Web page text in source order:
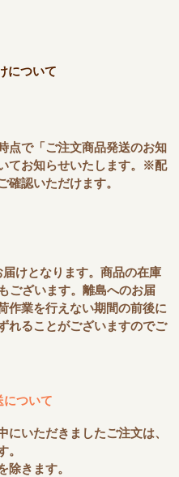
について
点で「ご注文商品発送のお知
てお知らせいたします。※配
確認いただけます。
けとなります。商品の在庫
ございます。離島へのお届
作業を行えない期間の前後に
れることがございますのでご
について
いただきましたご注文は、
。
きます。